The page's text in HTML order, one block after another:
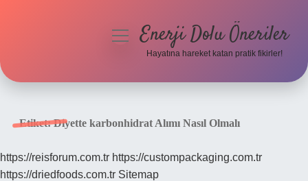
Hakkımızda
menüyüEnerji Dolu Öneriler
Hayatına hareket katan pratik fikirler!
Etiket:Diyette karbonhidrat Alımı Nasıl Olmalı
https://reisforum.com.tr https://custompackaging.com.tr
https://driedfoods.com.tr Sitemap